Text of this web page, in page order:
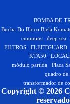
BOMBA DE
Bucha Do Bloco Biela
cummins
deep sea
FILTROS
FLEETGUARD
KTA50
módulo partida
Placa
quadro de
transformador de
Copyright © 2026